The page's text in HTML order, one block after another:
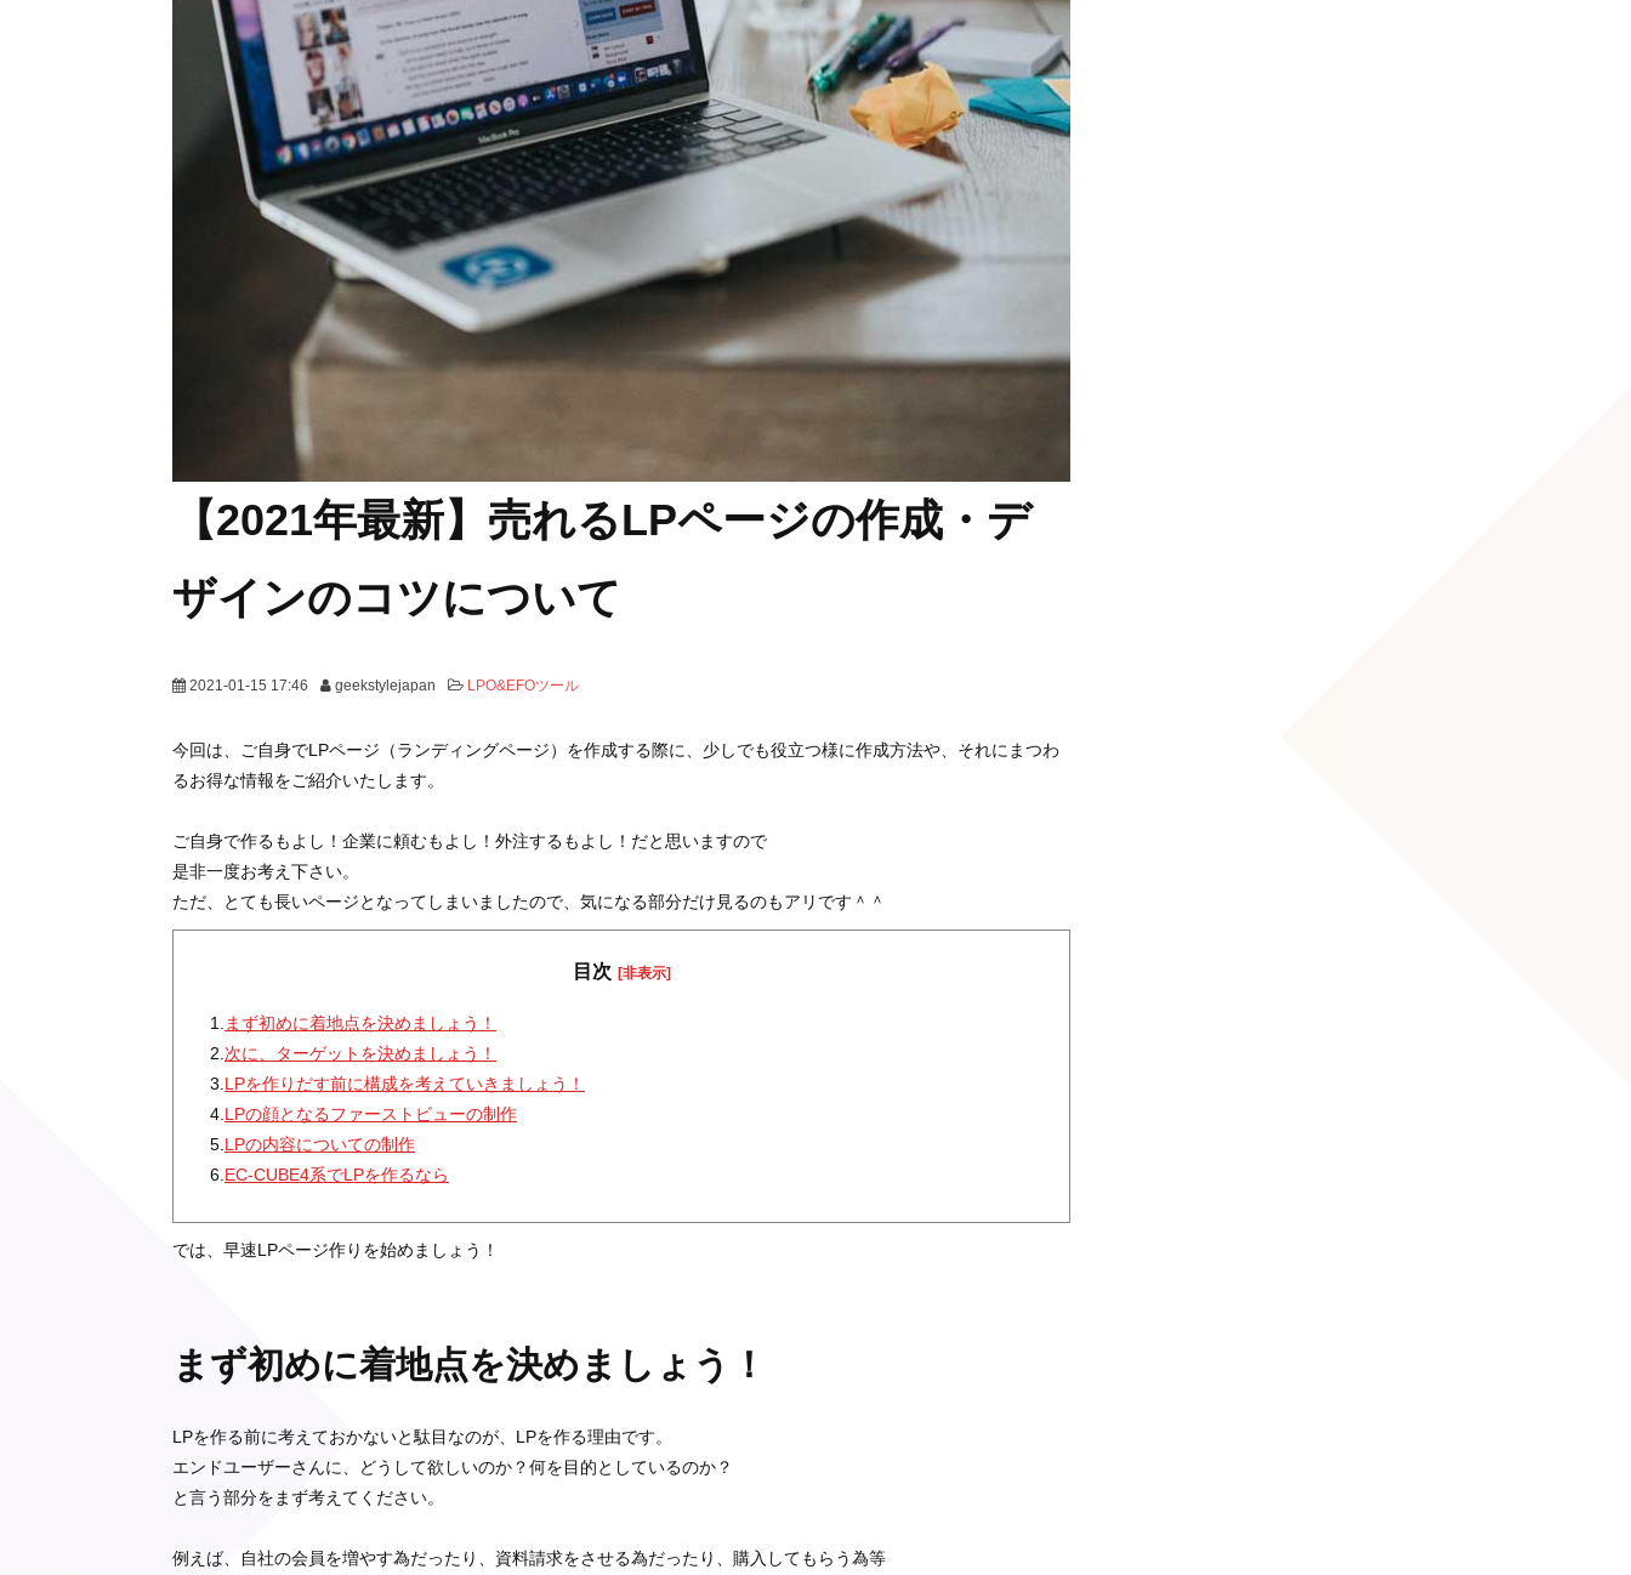
【2021年最新】売れるLPページの作成・デ
ザインのコツについて
2021-01-15 17:46 geekstylejapan LPO&EFOツール
今回は、ご自身でLPページ（ランディングページ）を作成する際に、少しでも役立つ様に作成方法や、それにまつわ
るお得な情報をご紹介いたします。
ご自身で作るもよし！企業に頼むもよし！外注するもよし！だと思いますので
是非一度お考え下さい。
ただ、とても長いページとなってしまいましたので、気になる部分だけ見るのもアリです＾＾
目次 [非表示]
1.
まず初めに着地点を決めましょう！
2. 次に、ターゲットを決めましょう！
3. LPを作りだす前に構成を考えていきましょう！
4. LPの顔となるファーストビューの制作
5. LPの内容についての制作
6. EC-CUBE4系でLPを作るなら
では、早速LPページ作りを始めましょう！
まず初めに着地点を決めましょう！
LPを作る前に考えておかないと駄目なのが、LPを作る理由です。
エンドユーザーさんに、どうして欲しいのか？何を目的としているのか？
と言う部分をまず考えてください。
例えば、自社の会員を増やす為だったり、資料請求をさせる為だったり、購入してもらう為等